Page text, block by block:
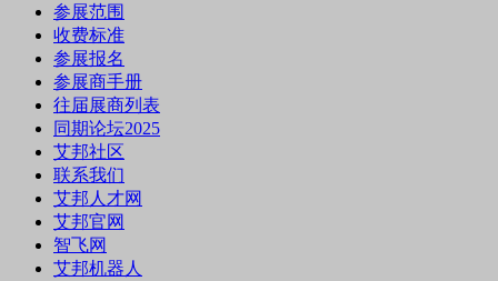
参展范围
收费标准
参展报名
参展商手册
往届展商列表
同期论坛2025
艾邦社区
联系我们
艾邦人才网
艾邦官网
智飞网
艾邦机器人